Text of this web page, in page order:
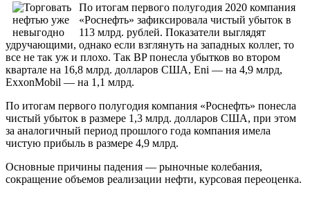
По итогам первого полугодия 2020 компания
«Роснефть» зафиксировала чистый убыток в
113 млрд. рублей. Показатели выглядят
удручающими, однако если взглянуть на западных коллег, то
все не так уж и плохо. Так BP понесла убытков во втором
квартале на 16,8 млрд. долларов США, Eni — на 4,9 млрд,
ExxonMobil — на 1,1 млрд.
По итогам первого полугодия компания «Роснефть» понесла
чистый убыток в размере 1,3 млрд. долларов США, при этом
за аналогичный период прошлого года компания имела
чистую прибыль в размере 4,9 млрд.
Основные причины падения — рыночные колебания,
сокращение объемов реализации нефти, курсовая переоценка.